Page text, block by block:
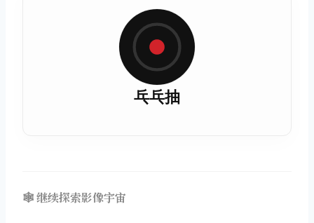
乓乓抽
🕸️ 继续探索影像宇宙